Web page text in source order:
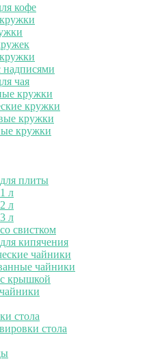
кофе
чая
кружки
кружки
кружки
кружки
плиты
л
л
л
свистком
кипячения
чайники
чайники
крышкой
стола
стола